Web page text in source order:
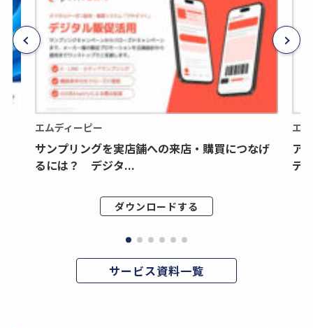
エムディーピー
サンプリングを実店舗への来店・購買につなげ
るには？ デジタ...
ダウンロードする
エ
ア
デ
サービス資料一覧